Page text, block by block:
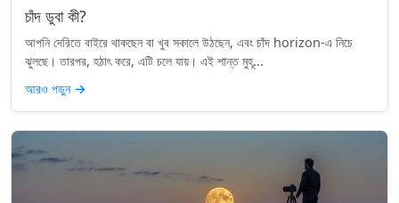
চাঁদ ডুবা কী?
আপনি দেরিতে বাইরে থাকছেন বা খুব সকালে উঠছেন, এবং চাঁদ horizon-এ নিচে
ঝুলছে। তারপর, হঠাৎ করে, এটি চলে যায়। এই শান্ত মুহূ...
আরও পড়ুন →